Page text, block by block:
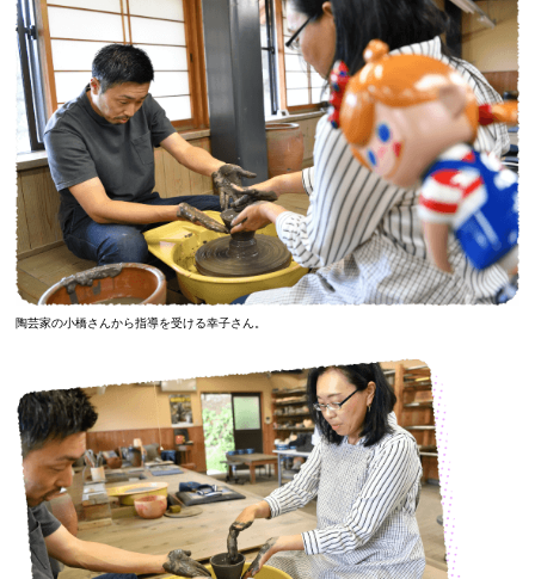
陶芸家の小橋さんから指導を受ける幸子さん。